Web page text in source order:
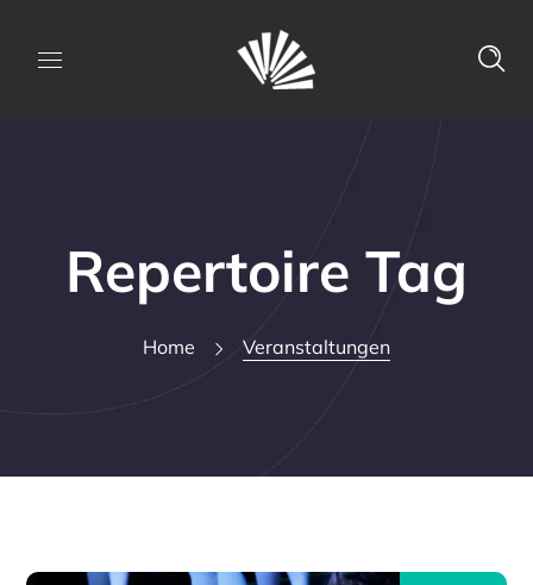
Repertoire Tag
Home Veranstaltungen